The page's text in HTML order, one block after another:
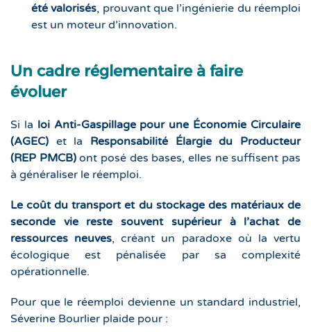
été valorisés, prouvant que l’ingénierie du réemploi
est un moteur d’innovation.
Un cadre réglementaire à faire
évoluer
Si la loi Anti-Gaspillage pour une Économie Circulaire
(AGEC) et la Responsabilité Élargie du Producteur
(REP PMCB)ont posé des bases, elles ne suffisent pas
à généraliser le réemploi.
Le coût du transport et du stockage des matériaux de
seconde vie reste souvent supérieur à l’achat de
ressources neuves, créant un paradoxe où la vertu
écologique est pénalisée par sa complexité
opérationnelle.
Pour que le réemploi devienne un standard industriel,
Séverine Bourlier plaide pour :